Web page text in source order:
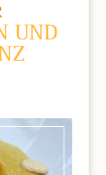
UND